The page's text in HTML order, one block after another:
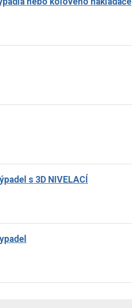
s 3D NIVELACÍ